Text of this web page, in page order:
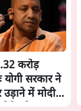
करोड़
योगी सरकार ने
उड़ाने में मोदी